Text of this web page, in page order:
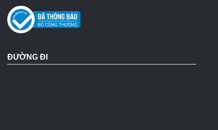
ĐƯỜNG ĐI